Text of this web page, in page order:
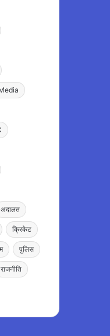
अदालत
क्रिकेट
पुलिस
राजनीति